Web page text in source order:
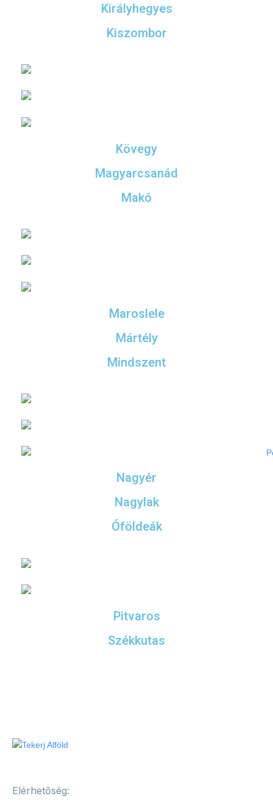
Királyhegyes
Kiszombor
Kövegy
Magyarcsanád
Makó
Maroslele
Mártély
Mindszent
Nagyér
Nagylak
Óföldeák
Pitvaros
Székkutas
Elérhetőség: